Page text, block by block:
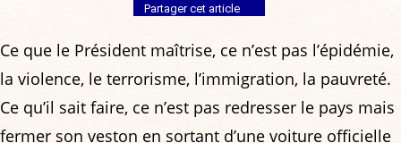
Partager cet article
Ce que le Président maîtrise, ce n’est pas l’épidémie,
la violence, le terrorisme, l’immigration, la pauvreté.
Ce qu’il sait faire, ce n’est pas redresser le pays mais
fermer son veston en sortant d’une voiture officielle